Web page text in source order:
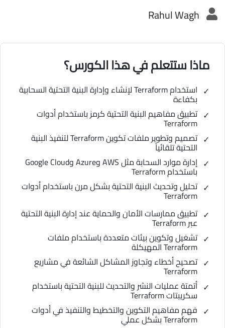
Rahul Wagh
ماذا ستتعلم في هذا الكورس؟
استخدام Terraform لإنشاء وإدارة البنية التحتية السحابية
بكفاءة
تطبيق مفاهيم البنية التحتية كرمز باستخدام أدوات
Terraform
تصميم وتطوير ملفات تكوين Terraform لتنفيذ البنية
التحتية تلقائياً
إدارة موارد السحابة مثل AWS وAzure وGoogle Cloud
باستخدام Terraform
تحليل وتحديث البنية التحتية بشكل مرن باستخدام أدوات
Terraform
تطبيق ممارسات الأمان والحماية عند إدارة البنية التحتية
عبر Terraform
تشغيل وتكوين بيئات متعددة باستخدام ملفات
Terraform المهيكلة
تصحيح أخطاء وتجاوز المشاكل الشائعة في مشاريع
Terraform
أتمتة عمليات النشر والتحديث للبنية التحتية باستخدام
سكريبتات Terraform
فهم مفاهيم التكوين والتخطيط والتنفيذ في أدوات
Terraform بشكل عملي